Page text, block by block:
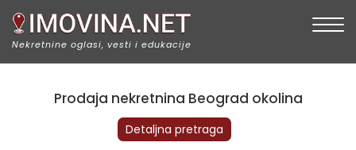
Nekretnine oglasi, vesti i edukacije
Prodaja nekretnina Beograd okolina
Detaljna pretraga